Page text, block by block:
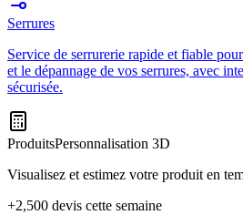
Serrures
Service de serrurerie rapide et fiable
et le dépannage de vos serrures, avec
sécurisée.
ProduitsPersonnalisation 3D
Visualisez et estimez votre produit en
+2,500 devis cette semaine